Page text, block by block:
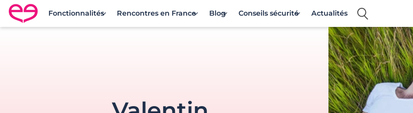
Rencontre en France avec Meetic
Fonctionnalités Rencontres en France Blog Conseils sécurité Actualités